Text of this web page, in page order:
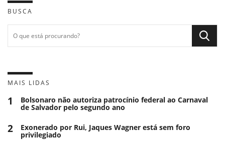
BUSCA
MAIS LIDAS
1 Bolsonaro não autoriza patrocínio federal ao Carnaval
de Salvador pelo segundo ano
2 Exonerado por Rui, Jaques Wagner está sem foro
privilegiado